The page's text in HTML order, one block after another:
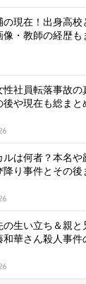
の現在！出身高
像・教師の経歴も
性社員転落事故
後や現在も総まと
ルは何者？本名
降り事件とその後
の生い立ち＆親
和華さん殺人事件